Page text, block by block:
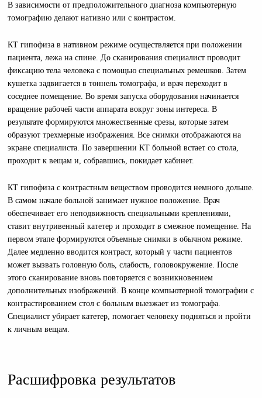
В зависимости от предположительного диагноза компьютерную
томографию делают нативно или с контрастом.
КТ гипофиза в нативном режиме осуществляется при положении
пациента, лежа на спине. До сканирования специалист проводит
фиксацию тела человека с помощью специальных ремешков. Затем
кушетка задвигается в тоннель томографа, и врач переходит в
соседнее помещение. Во время запуска оборудования начинается
вращение рабочей части аппарата вокруг зоны интереса. В
результате формируются множественные срезы, которые затем
образуют трехмерные изображения. Все снимки отображаются на
экране специалиста. По завершении КТ больной встает со стола,
проходит к вещам и, собравшись, покидает кабинет.
КТ гипофиза с контрастным веществом проводится немного дольше.
В самом начале больной занимает нужное положение. Врач
обеспечивает его неподвижность специальными креплениями,
ставит внутривенный катетер и проходит в смежное помещение. На
первом этапе формируются объемные снимки в обычном режиме.
Далее медленно вводится контраст, который у части пациентов
может вызвать головную боль, слабость, головокружение. После
этого сканирование вновь повторяется с возникновением
дополнительных изображений. В конце компьютерной томографии с
контрастированием стол с больным выезжает из томографа.
Специалист убирает катетер, помогает человеку подняться и пройти
к личным вещам.
Расшифровка результатов